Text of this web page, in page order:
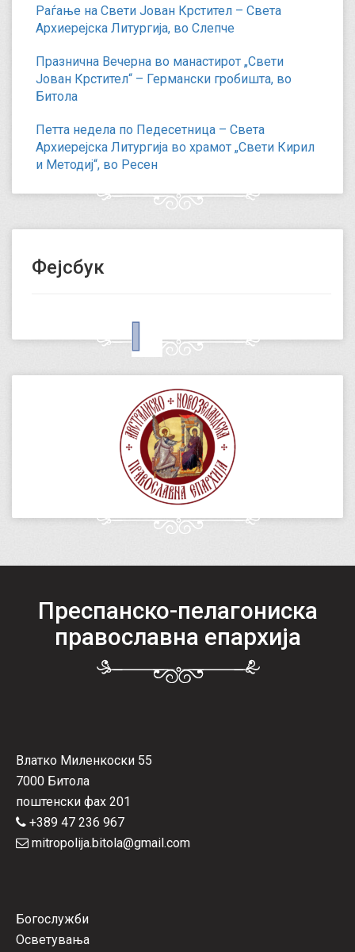
Раѓање на Свети Јован Крстител – Света
Архиерејска Литургија, во Слепче
Празнична Вечерна во манастирот „Свети
Јован Крстител“ – Германски гробишта, во
Битола
Петта недела по Педесетница – Света
Архиерејска Литургија во храмот „Свети Кирил
и Методиј“, во Ресен
Фејсбук
Преспанско-пелагониска
православна епархија
Влатко Миленкоски 55
7000 Битола
поштенски фах 201
+389 47 236 967
mitropolija.bitola@gmail.com
Богослужби
Осветувања